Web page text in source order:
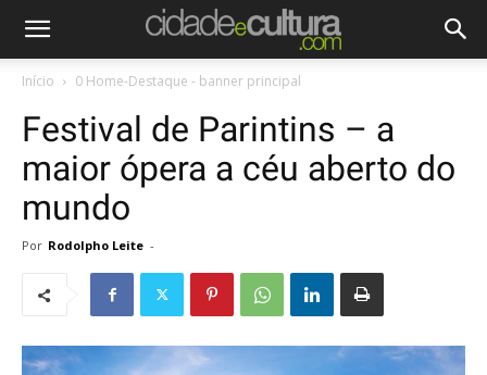
Início 0 Home-Destaque - banner principal
Festival de Parintins – a
maior ópera a céu aberto do
mundo
Por Rodolpho Leite -